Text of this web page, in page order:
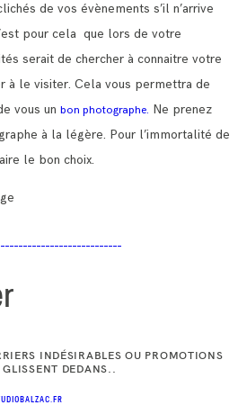
de vos évènements s’il n’arrive
pour cela que lors de votre
serait de chercher à connaitre votre
à le visiter. Cela vous permettra de
vous un bon photographe. Ne prenez
à la légère. Pour l’immortalité de
le bon choix.
INDÉSIRABLES OU PROMOTIONS
GLISSENT DEDANS..